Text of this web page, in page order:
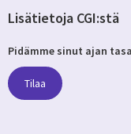
Lisätietoja CGI:stä
Pidämme sinut ajan
Tilaa